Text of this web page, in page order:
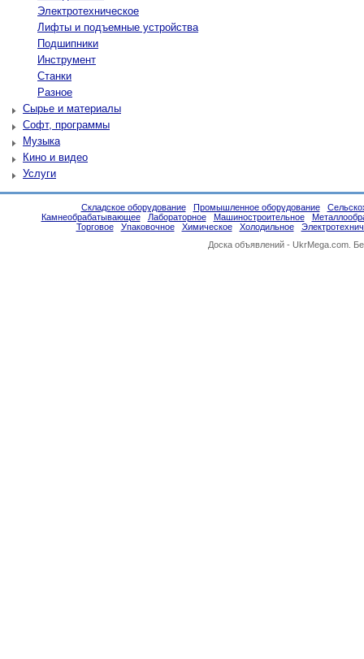
Электротехническое
Лифты и подъемные устройства
Подшипники
Инструмент
Станки
Разное
Сырье и материалы
Софт, программы
Музыка
Кино и видео
Услуги
Складское оборудование Промышленное оборудование
Камнеобрабатывающее
Лабораторное Машиностроительное
Торговое
Упаковочное Химическое Холодильное
Доска объявлений - UkrMega.com.